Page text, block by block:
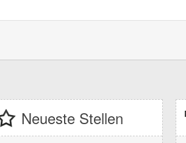
Neueste Stellen